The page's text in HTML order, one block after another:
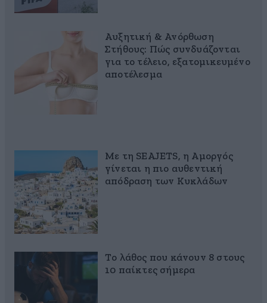
Αυξητική & Ανόρθωση
Στήθους: Πώς συνδυάζονται
για το τέλειο, εξατομικευμένο
αποτέλεσμα
Με τη SEAJETS, η Αμοργός
γίνεται η πιο αυθεντική
απόδραση των Κυκλάδων
Το λάθος που κάνουν 8 στους
10 παίκτες σήμερα